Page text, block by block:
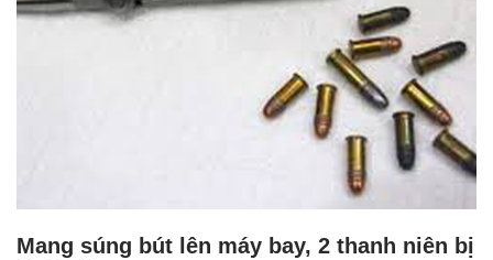
Mang súng bút lên máy bay, 2 thanh niên bị